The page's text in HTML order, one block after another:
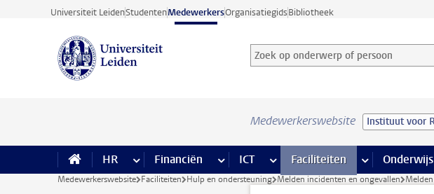
Ga direct naar de inhoud
Universiteit LeidenStudentenMedewerkersOrganisatiegidsBibliotheek
Zoek op onderwerp of persoon en
Zoekterm
Medewerkerswebsite Instituut voor
HR meer HR pagina’s
Financiën meer Financiën pagina’s
ICT meer ICT pagina’s
Faciliteiten meerOnderwijs
Medewerkerswebsite Faciliteiten Hulp en ondersteuning Melden incidenten en ongevallen